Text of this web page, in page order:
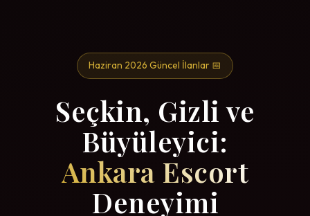
Haziran 2026 Güncel İlanlar 📅
Seçkin, Gizli ve
Büyüleyici:
Ankara Escort
Deneyimi